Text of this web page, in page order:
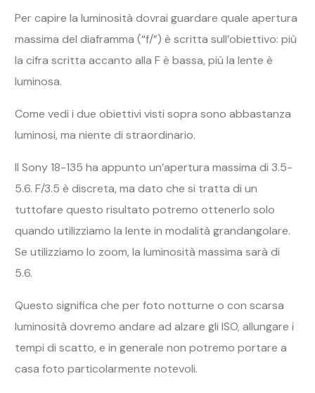
Per capire la luminosità dovrai guardare quale apertura
massima del diaframma (“f/”) è scritta sull’obiettivo: più
la cifra scritta accanto alla F è bassa, più la lente è
luminosa.
Come vedi i due obiettivi visti sopra sono abbastanza
luminosi, ma niente di straordinario.
Il Sony 18-135 ha appunto un’apertura massima di 3.5-
5.6. F/3.5 è discreta, ma dato che si tratta di un
tuttofare questo risultato potremo ottenerlo solo
quando utilizziamo la lente in modalità grandangolare.
Se utilizziamo lo zoom, la luminosità massima sarà di
5.6.
Questo significa che per foto notturne o con scarsa
luminosità dovremo andare ad alzare gli ISO, allungare i
tempi di scatto, e in generale non potremo portare a
casa foto particolarmente notevoli.